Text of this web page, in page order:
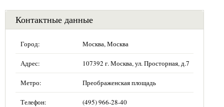
Контактные данные
Город: Москва, Москва
Адрес: 107392 г. Москва, ул. Просторная, д.7
Метро: Преображенская площадь
Телефон: (495) 966-28-40